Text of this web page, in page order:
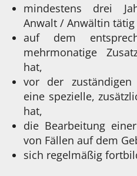
mindestens drei
Anwalt / Anwältin
auf dem
mehrmonatige
hat,
vor der zuständigen
eine spezielle,
hat,
die Bearbeitung
von Fällen auf dem
sich regelmäßig